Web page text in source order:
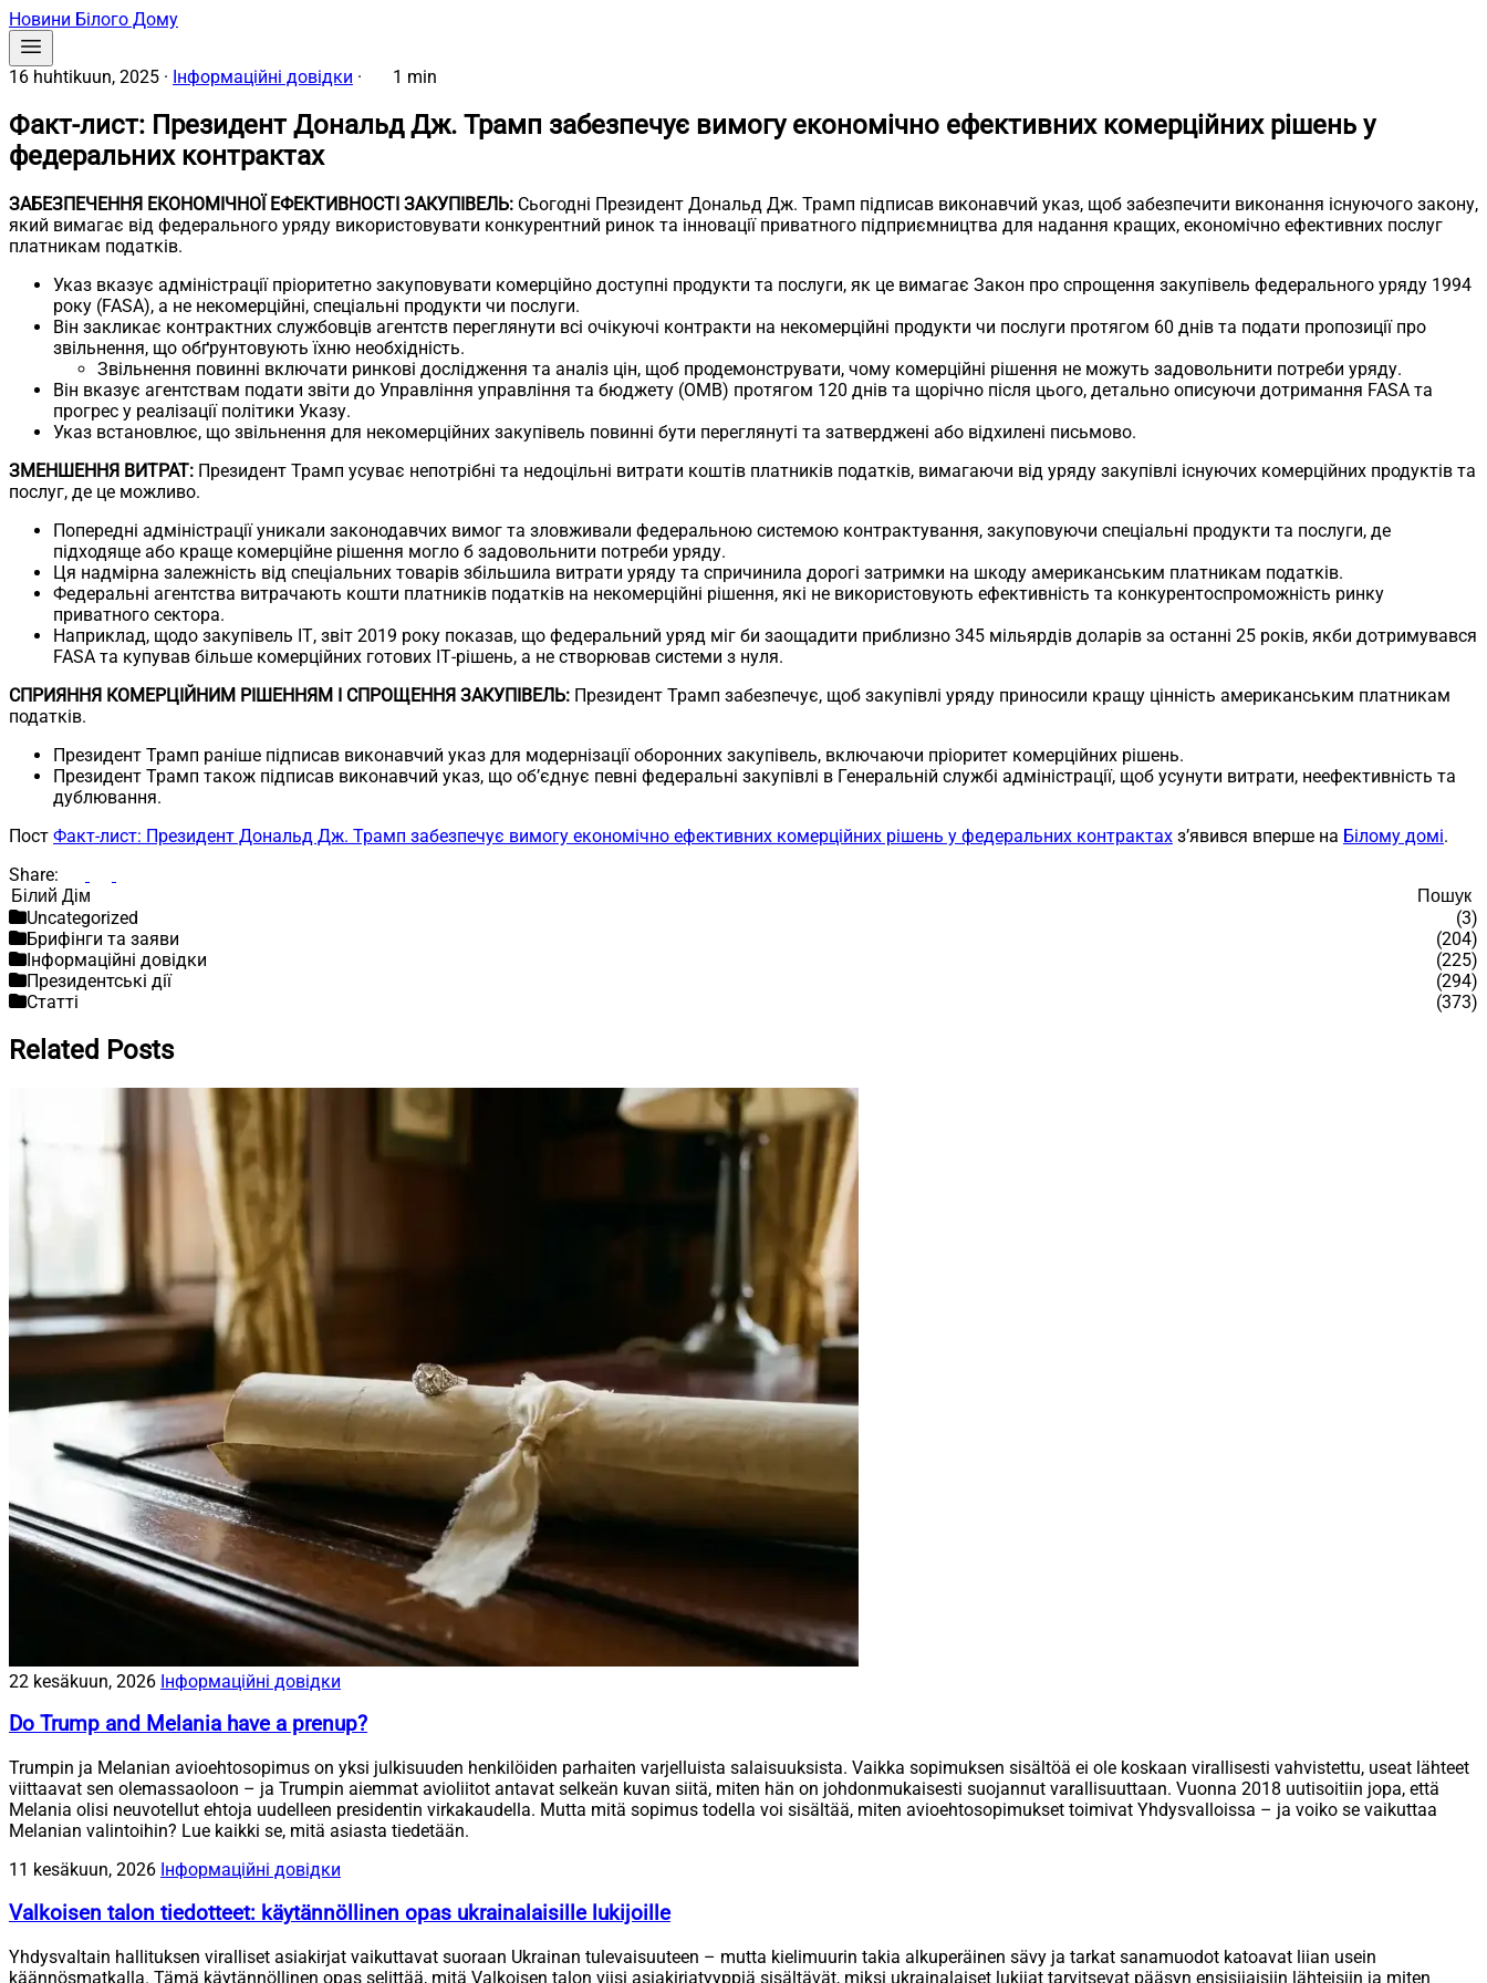
Новини Білого Дому
16 huhtikuun, 2025 · Інформаційні довідки · 1 min
Факт-лист: Президент Дональд Дж. Трамп забезпечує вимогу економічно ефективних комерційних рішень у
федеральних контрактах
ЗАБЕЗПЕЧЕННЯ ЕКОНОМІЧНОЇ ЕФЕКТИВНОСТІ ЗАКУПІВЕЛЬ: Сьогодні Президент Дональд Дж. Трамп підписав виконавчий указ, щоб забезпечити виконання існуючого закону,
який вимагає від федерального уряду використовувати конкурентний ринок та інновації приватного підприємництва для надання кращих, економічно ефективних послуг
платникам податків.
Указ вказує адміністрації пріоритетно закуповувати комерційно доступні продукти та послуги, як це вимагає Закон про спрощення закупівель федерального уряду 1994
року (FASA), а не некомерційні, спеціальні продукти чи послуги.
Він закликає контрактних службовців агентств переглянути всі очікуючі контракти на некомерційні продукти чи послуги протягом 60 днів та подати пропозиції про
звільнення, що обґрунтовують їхню необхідність.
Звільнення повинні включати ринкові дослідження та аналіз цін, щоб продемонструвати, чому комерційні рішення не можуть задовольнити потреби уряду.
Він вказує агентствам подати звіти до Управління управління та бюджету (OMB) протягом 120 днів та щорічно після цього, детально описуючи дотримання FASA та
прогрес у реалізації політики Указу.
Указ встановлює, що звільнення для некомерційних закупівель повинні бути переглянуті та затверджені або відхилені письмово.
ЗМЕНШЕННЯ ВИТРАТ: Президент Трамп усуває непотрібні та недоцільні витрати коштів платників податків, вимагаючи від уряду закупівлі існуючих комерційних продуктів та
послуг, де це можливо.
Попередні адміністрації уникали законодавчих вимог та зловживали федеральною системою контрактування, закуповуючи спеціальні продукти та послуги, де
підходяще або краще комерційне рішення могло б задовольнити потреби уряду.
Ця надмірна залежність від спеціальних товарів збільшила витрати уряду та спричинила дорогі затримки на шкоду американським платникам податків.
Федеральні агентства витрачають кошти платників податків на некомерційні рішення, які не використовують ефективність та конкурентоспроможність ринку
приватного сектора.
Наприклад, щодо закупівель ІТ, звіт 2019 року показав, що федеральний уряд міг би заощадити приблизно 345 мільярдів доларів за останні 25 років, якби дотримувався
FASA та купував більше комерційних готових ІТ-рішень, а не створював системи з нуля.
СПРИЯННЯ КОМЕРЦІЙНИМ РІШЕННЯМ І СПРОЩЕННЯ ЗАКУПІВЕЛЬ: Президент Трамп забезпечує, щоб закупівлі уряду приносили кращу цінність американським платникам
податків.
Президент Трамп раніше підписав виконавчий указ для модернізації оборонних закупівель, включаючи пріоритет комерційних рішень.
Президент Трамп також підписав виконавчий указ, що об’єднує певні федеральні закупівлі в Генеральній службі адміністрації, щоб усунути витрати, неефективність та
дублювання.
Пост Факт-лист: Президент Дональд Дж. Трамп забезпечує вимогу економічно ефективних комерційних рішень у федеральних контрактах з’явився вперше на Білому домі.
Share:
Пошук
Пошук
Uncategorized
(3)
Брифінги та заяви
(204)
Інформаційні довідки
(225)
Президентські дії
(294)
Статті
(373)
Related Posts
22 kesäkuun, 2026 Інформаційні довідки
Do Trump and Melania have a prenup?
Trumpin ja Melanian avioehtosopimus on yksi julkisuuden henkilöiden parhaiten varjelluista salaisuuksista. Vaikka sopimuksen sisältöä ei ole koskaan virallisesti vahvistettu, useat lähteet
viittaavat sen olemassaoloon – ja Trumpin aiemmat avioliitot antavat selkeän kuvan siitä, miten hän on johdonmukaisesti suojannut varallisuuttaan. Vuonna 2018 uutisoitiin jopa, että
Melania olisi neuvotellut ehtoja uudelleen presidentin virkakaudella. Mutta mitä sopimus todella voi sisältää, miten avioehtosopimukset toimivat Yhdysvalloissa – ja voiko se vaikuttaa
Melanian valintoihin? Lue kaikki se, mitä asiasta tiedetään.
11 kesäkuun, 2026 Інформаційні довідки
Valkoisen talon tiedotteet: käytännöllinen opas ukrainalaisille lukijoille
Yhdysvaltain hallituksen viralliset asiakirjat vaikuttavat suoraan Ukrainan tulevaisuuteen – mutta kielimuurin takia alkuperäinen sävy ja tarkat sanamuodot katoavat liian usein
käännösmatkalla. Tämä käytännöllinen opas selittää, mitä Valkoisen talon viisi asiakirjatyyppiä sisältävät, miksi ukrainalaiset lukijat tarvitsevat pääsyn ensisijaisiin lähteisiin ja miten